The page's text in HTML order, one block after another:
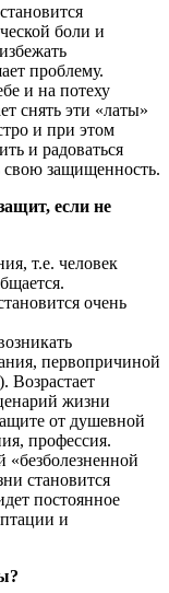
боли и
проблему.
и на потеху
снять эти «латы»
и при этом
и радоваться
свою защищенность.
если не
т.е. человек
очень
первопричиной
Возрастает
жизни
от душевной
профессия.
«безболезненной
становится
постоянное
и